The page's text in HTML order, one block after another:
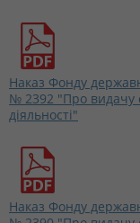
Наказ Фонду
№ 2392 "Про видачу
діяльності"
Наказ Фонду